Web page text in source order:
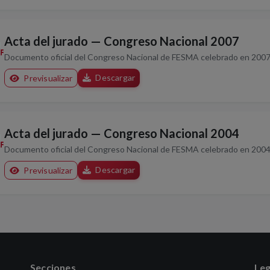
Acta del jurado — Congreso Nacional 2007
Documento oficial del Congreso Nacional de FESMA celebrado en
Previsualizar Descargar
Acta del jurado — Congreso Nacional 2004
Documento oficial del Congreso Nacional de FESMA celebrado en
Previsualizar Descargar
Secciones